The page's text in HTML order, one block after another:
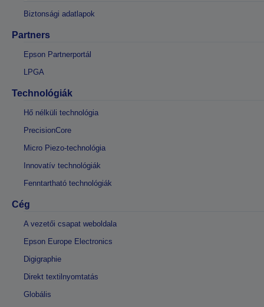
Biztonsági adatlapok
Partners
Epson Partnerportál
LPGA
Technológiák
Hő nélküli technológia
PrecisionCore
Micro Piezo-technológia
Innovatív technológiák
Fenntartható technológiák
Cég
A vezetői csapat weboldala
Epson Europe Electronics
Digigraphie
Direkt textilnyomtatás
Globális